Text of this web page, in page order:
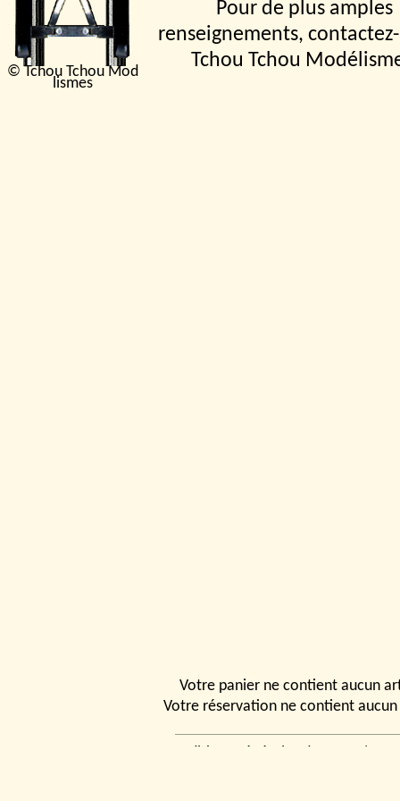
© Tchou Tchou Mod
lismes
Pour de plus amples
renseignements,
Tchou Tchou
Votre panier ne contient aucun
Votre réservation ne contient